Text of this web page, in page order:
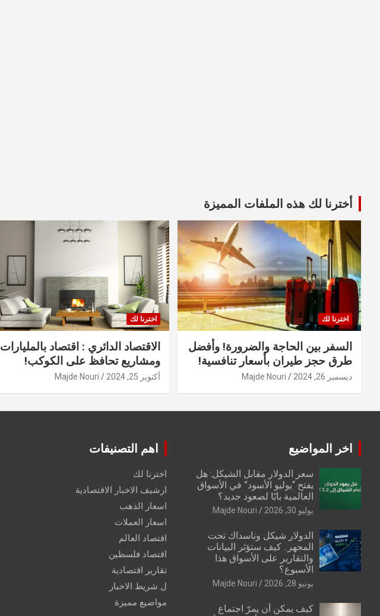
أخترنا لك هذه الملفات المميزة
اخترنا لك
السفر بين الحاجة والضرورة! وأفضل
طرق حجز طيران بأسعار تنافسية!
ديسمبر 26, 2024 Majde Nouri
اخترنا لك
الاقتصاد الدائري : اقتصاد بالمليارات
ومشاريع تحافظ على الكوكب!
أكتوبر 25, 2024 Majde Nouri
اخر المواضيع
سعر الدولار مقابل الشيكل: هل
يفتح “يوليو الأسود” في الأسواق
العالمية بابًا لصعود جديد؟
يوليو 30, 2026 Majde Nouri
الدولار شيكل وناسداك تحت
المجهر.. كيف ستؤثر البيانات
والتقارير على الأسواق هذا
الأسبوع؟
يونيو 28, 2026 Majde Nouri
كيف يمكن أن يمرّ اجتماع
اهم التصنيفات
اخترنا لك
ارشيف الاخبار الاقتصادية
اسعار الذهب
اسعار العملات
اقتصاد العالم
اقتصاد فلسطين
تقارير اقتصادية
ل شريط الاخبار
مواضيع مميزة